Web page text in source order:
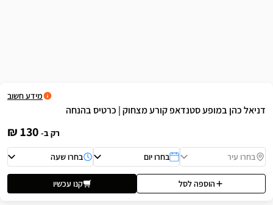
קורע מצחוק | כרטיס בהנחה
בחרו יום בחרו שעה